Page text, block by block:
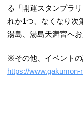
る「開運スタンプラ
れか1つ、なくなり次
湯島、湯島天満宮へお
※その他、イベントの
https://